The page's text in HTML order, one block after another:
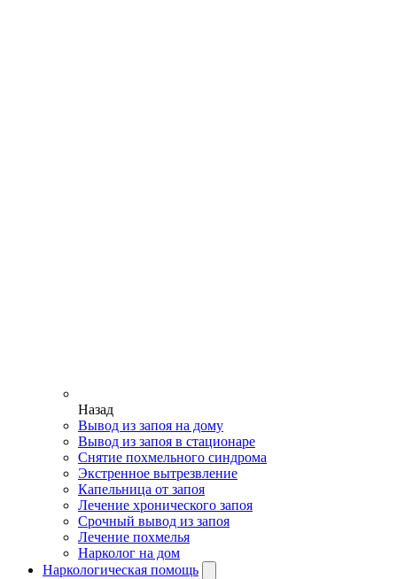
Назад
Вывод из запоя на дому
Вывод из запоя в стационаре
Снятие похмельного синдрома
Экстренное вытрезвление
Капельница от запоя
Лечение хронического запоя
Срочный вывод из запоя
Лечение похмелья
Нарколог на дом
Наркологическая помощь